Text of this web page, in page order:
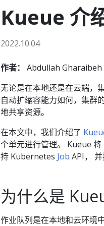
Kueue 介
2022.10.04
作者：
Abdullah Gharaibeh
无论是在本地还是在云端，
自动扩缩容能力如何，集群
地共享资源。
在本文中，我们介绍了
个单元进行管理。 Kueue
持 Kubernetes Job API，
为什么是
作业队列是在本地和云环境